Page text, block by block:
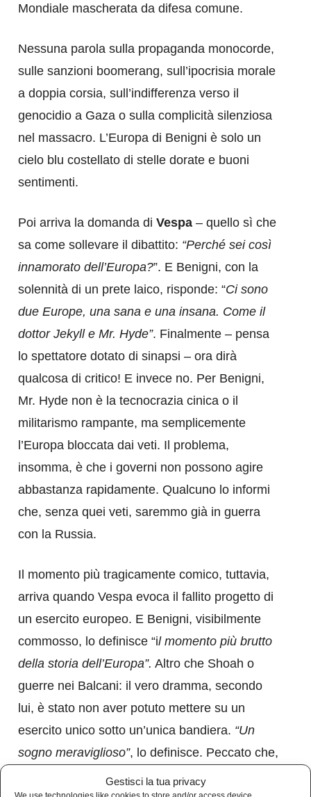
Gestisci la tua privacy
Mondiale mascherata da difesa comune.
Nessuna parola sulla propaganda monocorde,
sulle sanzioni boomerang, sull’ipocrisia morale
a doppia corsia, sull’indifferenza verso il
genocidio a Gaza o sulla complicità silenziosa
nel massacro. L’Europa di Benigni è solo un
cielo blu costellato di stelle dorate e buoni
sentimenti.
Poi arriva la domanda di Vespa – quello sì che
sa come sollevare il dibattito: “Perché sei così
innamorato dell’Europa?”. E Benigni, con la
solennità di un prete laico, risponde: “Ci sono
due Europe, una sana e una insana. Come il
dottor Jekyll e Mr. Hyde”. Finalmente – pensa
lo spettatore dotato di sinapsi – ora dirà
qualcosa di critico! E invece no. Per Benigni,
Mr. Hyde non è la tecnocrazia cinica o il
militarismo rampante, ma semplicemente
l’Europa bloccata dai veti. Il problema,
insomma, è che i governi non possono agire
abbastanza rapidamente. Qualcuno lo informi
che, senza quei veti, saremmo già in guerra
con la Russia.
Il momento più tragicamente comico, tuttavia,
arriva quando Vespa evoca il fallito progetto di
un esercito europeo. E Benigni, visibilmente
commosso, lo definisce “il momento più brutto
della storia dell’Europa”. Altro che Shoah o
guerre nei Balcani: il vero dramma, secondo
lui, è stato non aver potuto mettere su un
esercito unico sotto un’unica bandiera. “Un
sogno meraviglioso”, lo definisce. Peccato che,
per molti, suonerebbe più come un incubo